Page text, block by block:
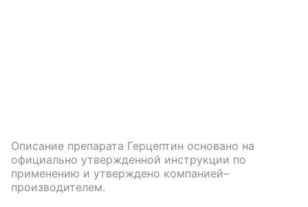
Описание препарата Герцептин основано на
официально утвержденной инструкции по
применению и утверждено компанией–
производителем.